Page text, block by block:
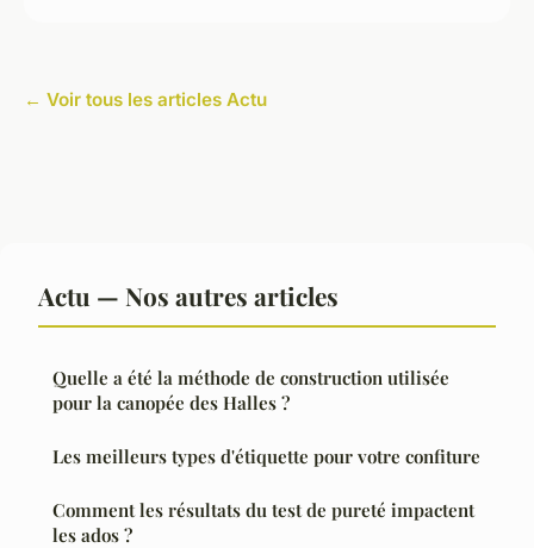
← Voir tous les articles Actu
Actu — Nos autres articles
Quelle a été la méthode de construction utilisée
pour la canopée des Halles ?
Les meilleurs types d'étiquette pour votre confiture
Comment les résultats du test de pureté impactent
les ados ?